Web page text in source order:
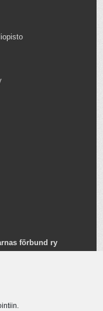
förbund ry